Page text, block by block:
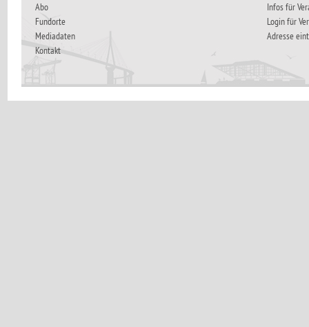
Abo
Fundorte
Mediadaten
Kontakt
Infos für
Login für
Adresse